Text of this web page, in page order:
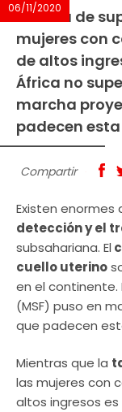
06/11/2020
La tasa de
mujeres con
de altos
África no
marcha
padecen
Compartir
Existen enormes
detección y el
subsahariana. El
cuello uterino
en el continente.
(MSF) puso en
que padecen
Mientras que la
las mujeres con
altos ingresos es